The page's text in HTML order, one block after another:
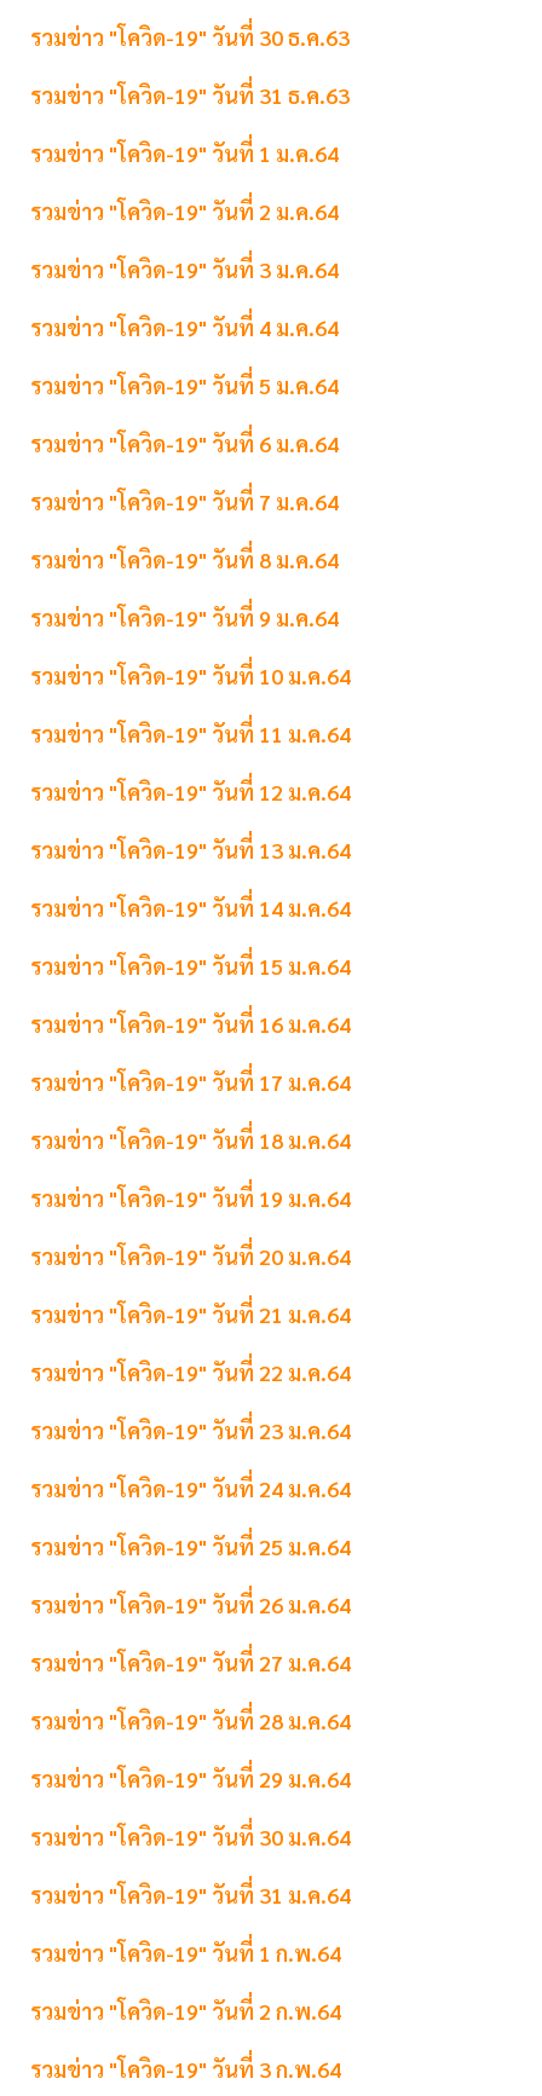
รวมข่าว "โควิด-19" วันที่ 30 ธ.ค.63
รวมข่าว "โควิด-19" วันที่ 31 ธ.ค.63
รวมข่าว "โควิด-19" วันที่ 1 ม.ค.64
รวมข่าว "โควิด-19" วันที่ 2 ม.ค.64
รวมข่าว "โควิด-19" วันที่ 3 ม.ค.64
รวมข่าว "โควิด-19" วันที่ 4 ม.ค.64
รวมข่าว "โควิด-19" วันที่ 5 ม.ค.64
รวมข่าว "โควิด-19" วันที่ 6 ม.ค.64
รวมข่าว "โควิด-19" วันที่ 7 ม.ค.64
รวมข่าว "โควิด-19" วันที่ 8 ม.ค.64
รวมข่าว "โควิด-19" วันที่ 9 ม.ค.64
รวมข่าว "โควิด-19" วันที่ 10 ม.ค.64
รวมข่าว "โควิด-19" วันที่ 11 ม.ค.64
รวมข่าว "โควิด-19" วันที่ 12 ม.ค.64
รวมข่าว "โควิด-19" วันที่ 13 ม.ค.64
รวมข่าว "โควิด-19" วันที่ 14 ม.ค.64
รวมข่าว "โควิด-19" วันที่ 15 ม.ค.64
รวมข่าว "โควิด-19" วันที่ 16 ม.ค.64
รวมข่าว "โควิด-19" วันที่ 17 ม.ค.64
รวมข่าว "โควิด-19" วันที่ 18 ม.ค.64
รวมข่าว "โควิด-19" วันที่ 19 ม.ค.64
รวมข่าว "โควิด-19" วันที่ 20 ม.ค.64
รวมข่าว "โควิด-19" วันที่ 21 ม.ค.64
รวมข่าว "โควิด-19" วันที่ 22 ม.ค.64
รวมข่าว "โควิด-19" วันที่ 23 ม.ค.64
รวมข่าว "โควิด-19" วันที่ 24 ม.ค.64
รวมข่าว "โควิด-19" วันที่ 25 ม.ค.64
รวมข่าว "โควิด-19" วันที่ 26 ม.ค.64
รวมข่าว "โควิด-19" วันที่ 27 ม.ค.64
รวมข่าว "โควิด-19" วันที่ 28 ม.ค.64
รวมข่าว "โควิด-19" วันที่ 29 ม.ค.64
รวมข่าว "โควิด-19" วันที่ 30 ม.ค.64
รวมข่าว "โควิด-19" วันที่ 31 ม.ค.64
รวมข่าว "โควิด-19" วันที่ 1 ก.พ.64
รวมข่าว "โควิด-19" วันที่ 2 ก.พ.64
รวมข่าว "โควิด-19" วันที่ 3 ก.พ.64